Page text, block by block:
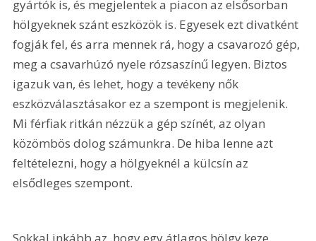
gyártók is, és megjelentek a piacon az elsősorban
hölgyeknek szánt eszközök is. Egyesek ezt divatként
fogják fel, és arra mennek rá, hogy a csavarozó gép,
meg a csavarhúzó nyele rózsaszínű legyen. Biztos
igazuk van, és lehet, hogy a tevékeny nők
eszközválasztásakor ez a szempont is megjelenik.
Mi férfiak ritkán nézzük a gép színét, az olyan
közömbös dolog számunkra. De hiba lenne azt
feltételezni, hogy a hölgyeknél a külcsín az
elsődleges szempont.